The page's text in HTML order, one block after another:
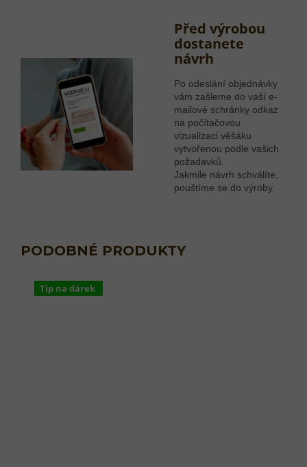
Před výrobou
dostanete
návrh
Po odeslání objednávky
vám zašleme do vaší e-
mailové schránky odkaz
na počítačovou
vizualizaci věšáku
vytvořenou podle vašich
požadavků.
Jakmile návrh schválíte,
pouštíme se do výroby.
Tip na dárek